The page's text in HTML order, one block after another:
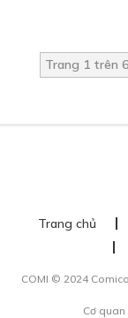
Trang 1 trên 6
Trang chủ
COMI © 2024
Cơ